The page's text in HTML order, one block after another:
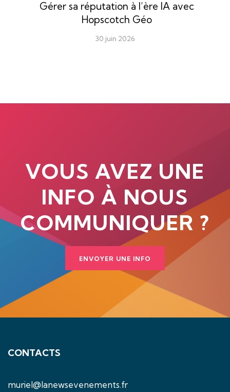
Gérer sa réputation à l’ère IA avec
Hopscotch Géo
30 juin 2026
VOUS AVEZ UNE
INFO À NOUS
COMMUNIQUER ?
ENVOYER UNE INFO
CONTACTS
muriel@lanewsevenements.fr